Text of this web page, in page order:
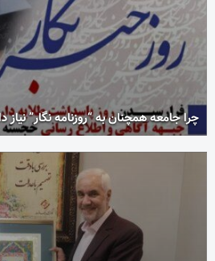
چرا جامعه همچنان به “روزنامه نگار” نیاز